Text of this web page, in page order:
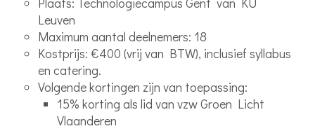
Leuven
Maximum aantal deelnemers: 18
Kostprijs: €400 (vrij van BTW), inclusief syllabus
en catering.
Volgende kortingen zijn van toepassing:
15% korting als lid van vzw Groen Licht
Vlaanderen